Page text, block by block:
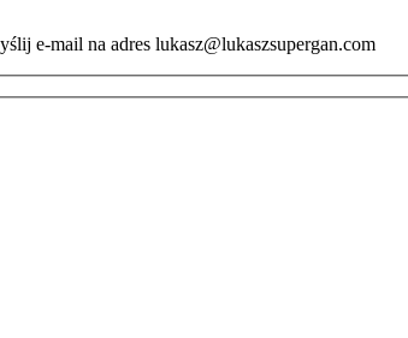
e-mail na adres lukasz@lukaszsupergan.com